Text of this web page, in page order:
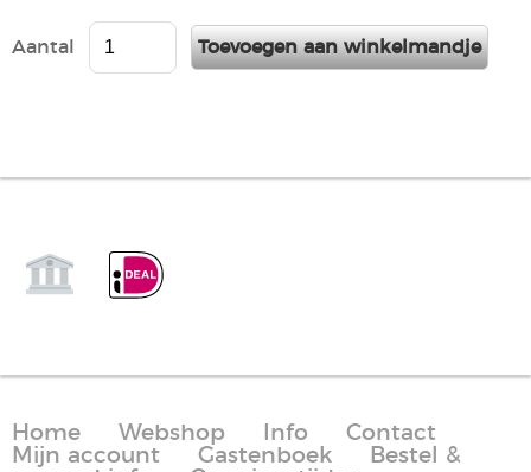
Aantal
Home Webshop Info
Contact
Mijn account
Gastenboek
Bestel &